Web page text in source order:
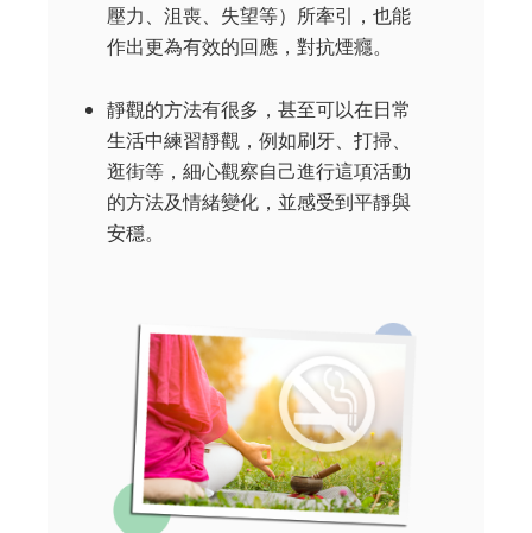
壓力、沮喪、失望等）所牽引，也能
作出更為有效的回應，對抗煙癮。
靜觀的方法有很多，甚至可以在日常
生活中練習靜觀，例如刷牙、打掃、
逛街等，細心觀察自己進行這項活動
的方法及情緒變化，並感受到平靜與
安穩。